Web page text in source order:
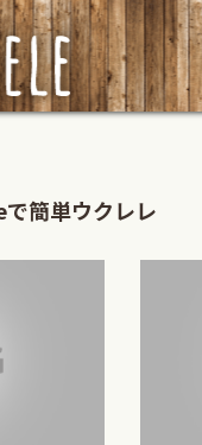
簡単ウクレレ